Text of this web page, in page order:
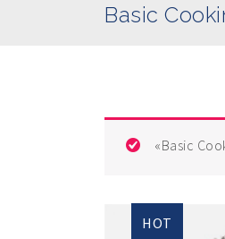
Basic
«Basic
HOT